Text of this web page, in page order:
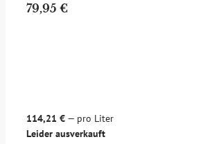
79,95 €
114,21 € — pro Liter
Leider ausverkauft